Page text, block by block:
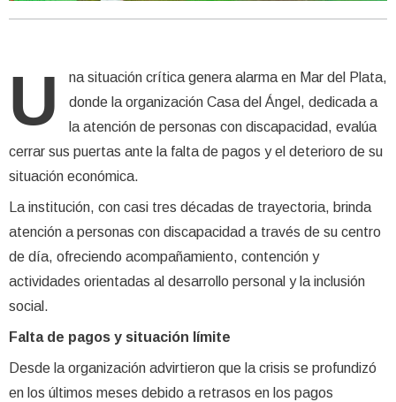
U
na situación crítica genera alarma en Mar del Plata,
donde la organización Casa del Ángel, dedicada a
la atención de personas con discapacidad, evalúa
cerrar sus puertas ante la falta de pagos y el deterioro de su
situación económica.
La institución, con casi tres décadas de trayectoria, brinda
atención a personas con discapacidad a través de su centro
de día, ofreciendo acompañamiento, contención y
actividades orientadas al desarrollo personal y la inclusión
social.
Falta de pagos y situación límite
Desde la organización advirtieron que la crisis se profundizó
en los últimos meses debido a retrasos en los pagos